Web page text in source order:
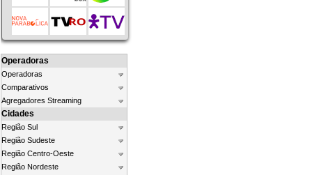
Operadoras
Operadoras
Comparativos
Agregadores Streaming
Cidades
Região Sul
Região Sudeste
Região Centro-Oeste
Região Nordeste